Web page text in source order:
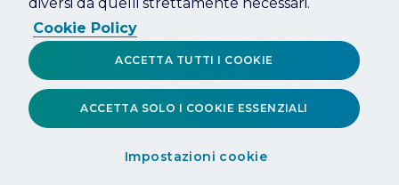
Cookie Policy
Impostazioni cookie
ACCETTA SOLO I COOKIE ESSENZIALI
ACCETTA TUTTI I COOKIE